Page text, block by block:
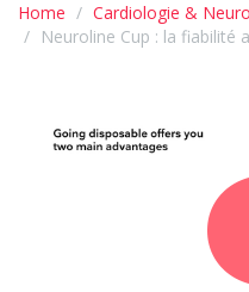
Home
Cardiologie &
Neuroline Cup : la fiabilité